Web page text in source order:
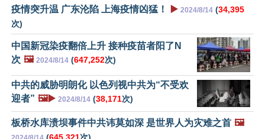
疫情突升温 广东沦陷 上海疫情凶猛！ ▶️ 2024/8/14 (34,395
次)
中国新冠染疫翻倍上升 接种疫苗者阳了N
次 🖼️ 2024/8/14 (647,252次)
中共的威胁明朗化 以色列视中共为“不受欢
迎者” 🖼️▶️ 2024/8/14 (38,171次)
板桥水库溃坝事件中共讳莫如深 是世界人为灾难之首 🖼️